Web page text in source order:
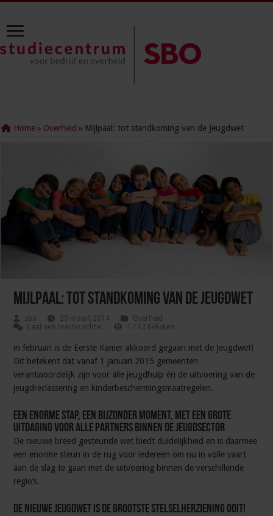
Home » Overheid » Mijlpaal: tot standkoming van de Jeugdwet
Mijlpaal: tot standkoming van de Jeugdwet
sbo 20 maart 2014
Overheid
Laat een reactie achter
1,112 Bekeken
in februari is de Eerste Kamer akkoord gegaan met de Jeugdwet!
Dit betekent dat vanaf 1 januari 2015 gemeenten
verantwoordelijk zijn voor álle jeugdhulp én de uitvoering van de
jeugdreclassering en kinderbeschermingsmaatregelen.
Een enorme stap, een bijzonder moment, met een grote
uitdaging voor alle partners binnen de jeugdsector
De nieuwe breed gesteunde wet biedt duidelijkheid en is daarmee
een enorme steun in de rug voor iedereen om nu in volle vaart
aan de slag te gaan met de uitvoering binnen de verschillende
regio’s.
De nieuwe Jeugdwet is de grootste stelselherziening ooit!